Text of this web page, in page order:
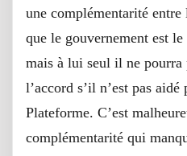
une complémentarité entre
que le gouvernement est
mais à lui seul il ne pourra
l’accord s’il n’est pas
Plateforme. C’est
complémentarité qui